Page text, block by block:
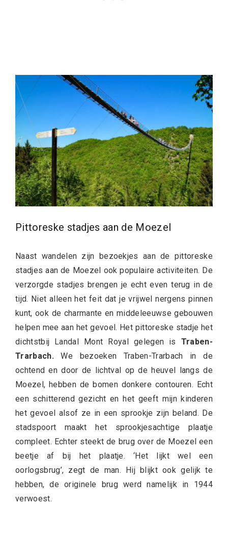
Pittoreske stadjes aan de Moezel
Naast wandelen zijn bezoekjes aan de pittoreske
stadjes aan de Moezel ook populaire activiteiten. De
verzorgde stadjes brengen je echt even terug in de
tijd. Niet alleen het feit dat je vrijwel nergens pinnen
kunt, ook de charmante en middeleeuwse gebouwen
helpen mee aan het gevoel. Het pittoreske stadje het
dichtstbij Landal Mont Royal gelegen is Traben-
Trarbach.We bezoeken Traben-Trarbach in de
ochtend en door de lichtval op de heuvel langs de
Moezel, hebben de bomen donkere contouren. Echt
een schitterend gezicht en het geeft mijn kinderen
het gevoel alsof ze in een sprookje zijn beland. De
stadspoort maakt het sprookjesachtige plaatje
compleet. Echter steekt de brug over de Moezel een
beetje af bij het plaatje. ‘Het lijkt wel een
oorlogsbrug’, zegt de man. Hij blijkt ook gelijk te
hebben, de originele brug werd namelijk in 1944
verwoest.